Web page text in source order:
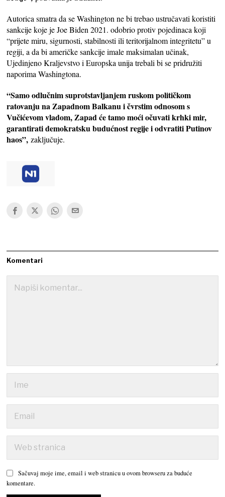
Autorica smatra da se Washington ne bi trebao ustručavati koristiti
sankcije koje je Joe Biden 2021. odobrio protiv pojedinaca koji
“prijete miru, sigurnosti, stabilnosti ili teritorijalnom integritetu” u
regiji, a da bi američke sankcije imale maksimalan učinak,
Ujedinjeno Kraljevstvo i Europska unija trebali bi se pridružiti
naporima Washingtona.
“Samo odlučnim suprotstavljanjem ruskom političkom
ratovanju na Zapadnom Balkanu i čvrstim odnosom s
Vučićevom vladom, Zapad će tamo moći očuvati krhki mir,
garantirati demokratsku budućnost regije i odvratiti Putinov
haos”, zaključuje.
Komentari
Sačuvaj moje ime, email i web stranicu u ovom browseru za buduće
komentare.